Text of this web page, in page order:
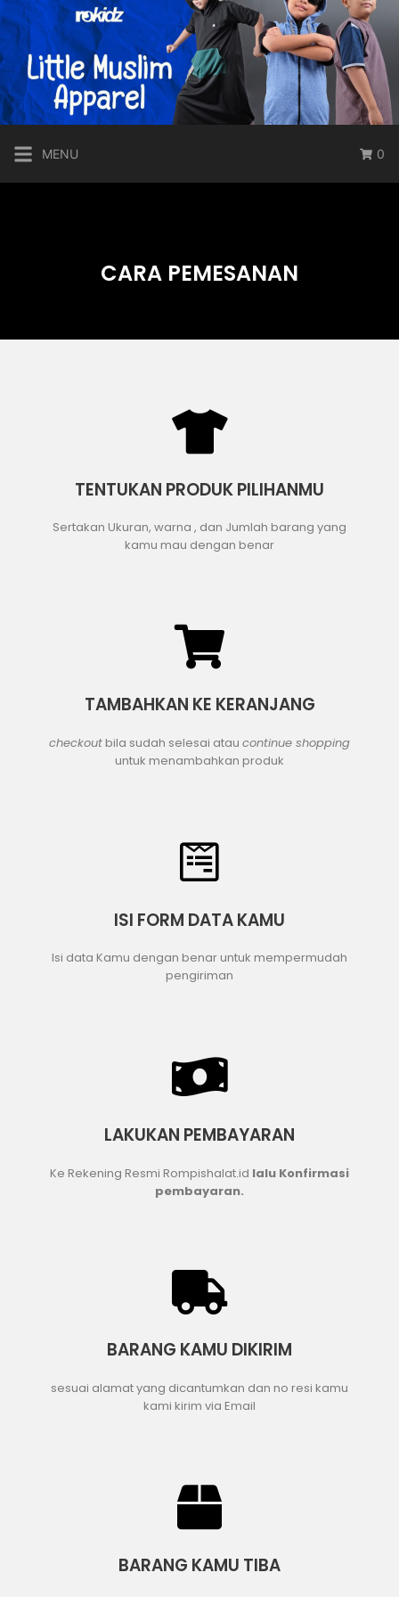
MENU 0
CARA PEMESANAN
TENTUKAN PRODUK PILIHANMU
Sertakan Ukuran, warna , dan Jumlah barang yang
kamu mau dengan benar
TAMBAHKAN KE KERANJANG
checkout bila sudah selesai atau continue shopping
untuk menambahkan produk
ISI FORM DATA KAMU
Isi data Kamu dengan benar untuk mempermudah
pengiriman
LAKUKAN PEMBAYARAN
Ke Rekening Resmi Rompishalat.id lalu Konfirmasi
pembayaran.
BARANG KAMU DIKIRIM
sesuai alamat yang dicantumkan dan no resi kamu
kami kirim via Email
BARANG KAMU TIBA